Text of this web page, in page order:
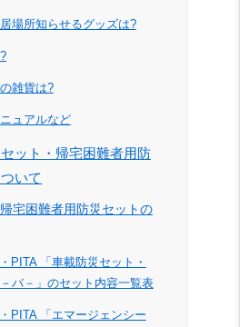
場所知らせるグッズは?
雑貨は?
ュアルなど
ット・帰宅困難者用防
いて
宅困難者用防災セットの
PITA 「車載防災セット・
バ－」のセット内容一覧表
PITA 「エマージェンシー